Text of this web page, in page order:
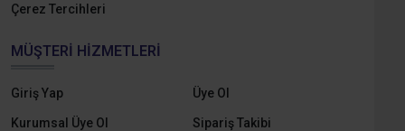
Çerez Tercihleri
MÜŞTERI HIZMETLERI
Giriş Yap Üye Ol
Kurumsal Üye Ol Sipariş Takibi